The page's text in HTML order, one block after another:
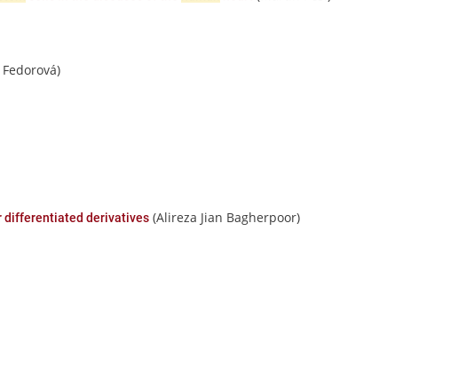
differentiated derivatives (Alireza Jian Bagherpoor)